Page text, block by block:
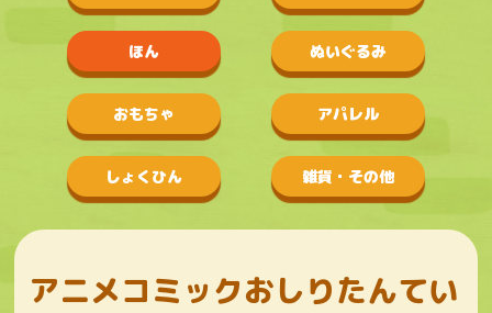
ほん ぬいぐるみ
おもちゃ アパレル
しょくひん 雑貨・その他
アニメコミックおしりたんてい